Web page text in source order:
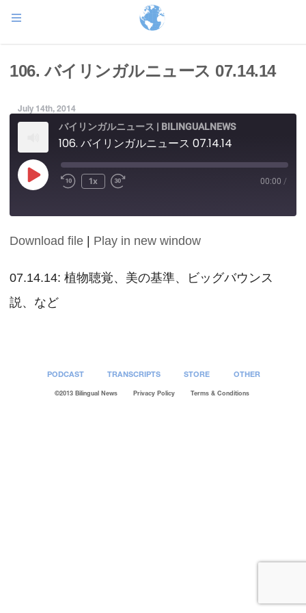
106. バイリンガルニュース 07.14.14
July 14th, 2014
バイリンガルニュース | BILINGUALNEWS
106. バイリンガルニュース 07.14.14
Play
Episode
1x 00:00 /
SHARE
LINK
EMBED
Download file Play in new window
07.14.14: 植物聴覚、美の基準、ビッグバウンス
説、など
PODCAST TRANSCRIPTS STORE OTHER
©2013 Bilingual News Privacy Policy Terms & Conditions